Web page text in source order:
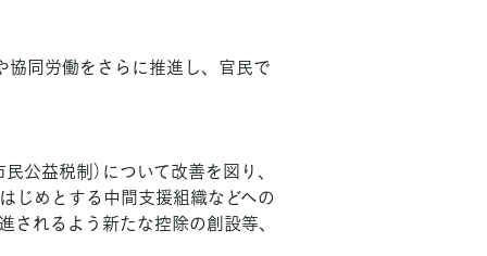
協同労働をさらに推進し、官民で
公益税制）について改善を図り、
じめとする中間支援組織などへの
れるよう新たな控除の創設等、